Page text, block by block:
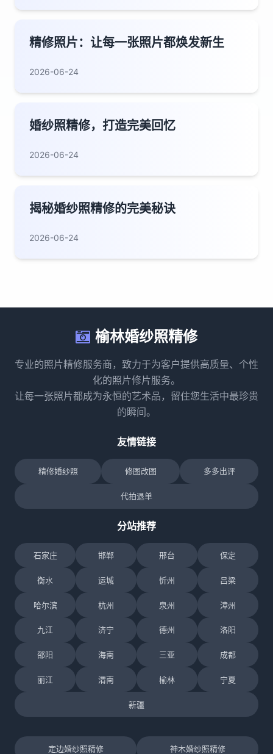
精修照片：让每一张照片都焕发新生
2026-06-24
婚纱照精修，打造完美回忆
2026-06-24
揭秘婚纱照精修的完美秘诀
2026-06-24
榆林婚纱照精修
专业的照片精修服务商，致力于为客户提供高质量、个性
化的照片修片服务。
让每一张照片都成为永恒的艺术品，留住您生活中最珍贵
的瞬间。
友情链接
精修婚纱照 修图改图 多多出评
代拍退单
分站推荐
石家庄 邯郸 邢台 保定
衡水 运城 忻州 吕梁
哈尔滨 杭州 泉州 漳州
九江 济宁 德州 洛阳
邵阳 海南 三亚 成都
丽江 渭南 榆林 宁夏
新疆
定边婚纱照精修 神木婚纱照精修